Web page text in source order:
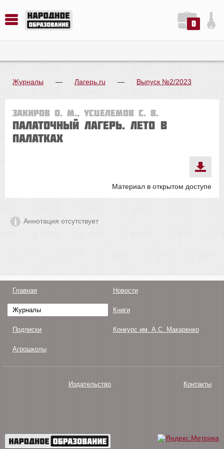
0
Журналы — Лагерь.ru — Выпуск №2/2023
Закиров О. М., Усцелемов С. В.
ПАЛАТОЧНЫЙ ЛАГЕРЬ. Лето в
палатках
Материал в открытом доступе
Аннотация отсутствует
Главная Новости
Журналы Книги
Подписки Конкурс им. А.С. Макаренко
Агрошколы
Издательство Контакты